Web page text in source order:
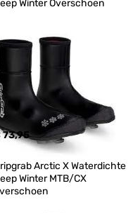
Winter Overschoen
73,95
Arctic X Waterdichte
Winter MTB/CX